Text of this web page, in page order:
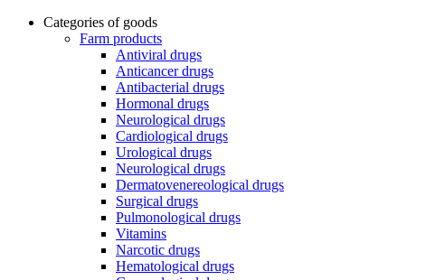
Categories of goods
Farm products
Antiviral drugs
Anticancer drugs
Antibacterial drugs
Hormonal drugs
Neurological drugs
Cardiological drugs
Urological drugs
Neurological drugs
Dermatovenereological drugs
Surgical drugs
Pulmonological drugs
Vitamins
Narcotic drugs
Hematological drugs